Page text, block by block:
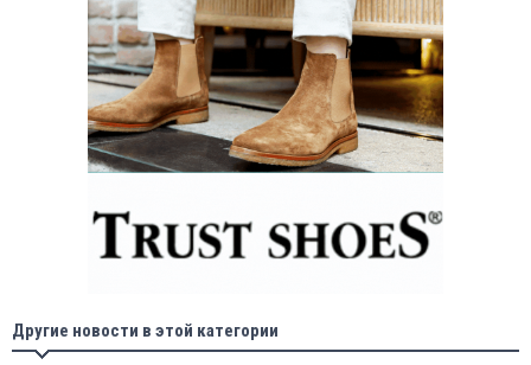
Другие новости в этой категории